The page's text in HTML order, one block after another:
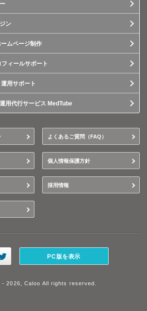
ン
ムページ制作
ィールサポート
用サポート
用代行サービス MedTube
よくあるご質問（FAQ）
個人情報保護方針
採用情報
PC版を表示
2026, Caloo All rights reserved.